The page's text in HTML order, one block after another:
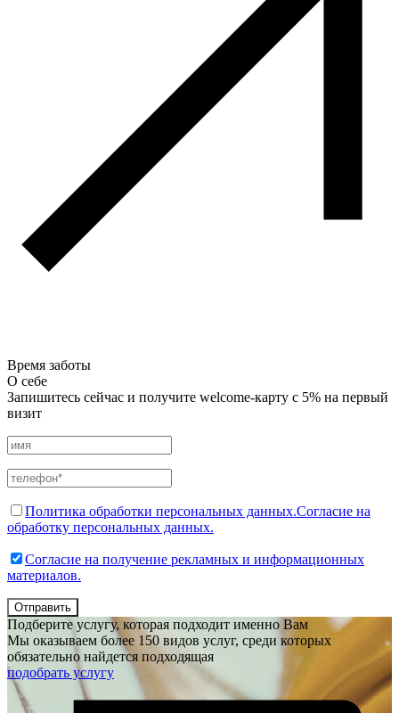
Время заботы
О себе
Запишитесь сейчас и получите welcome-карту с 5% на первый
визит
Политика обработки персональных данных.Согласие на
обработку персональных данных.
Согласие на получение рекламных и информационных
материалов.
Отправить
Подберите услугу, которая подходит именно Вам
Мы оказываем более 150 видов услуг, среди которых
обязательно найдется подходящая
подобрать услугу